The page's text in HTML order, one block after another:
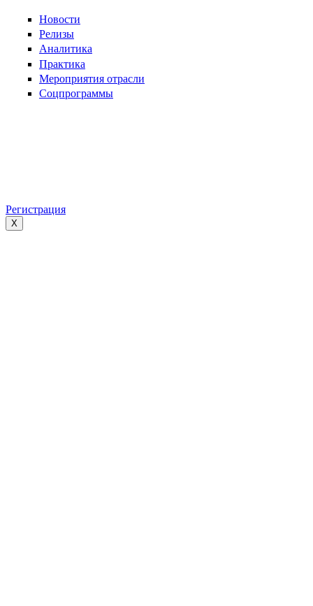
Новости
Релизы
Аналитика
Практика
Мероприятия отрасли
Соцпрограммы
Регистрация
X